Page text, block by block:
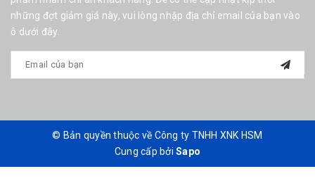
những đợt giảm giá này, vui lòng nhập địa chỉ email của bạn vào
ô dưới đây.
© Bản quyền thuộc về Công ty TNHH XNK HSM
Cung cấp bởiSapo